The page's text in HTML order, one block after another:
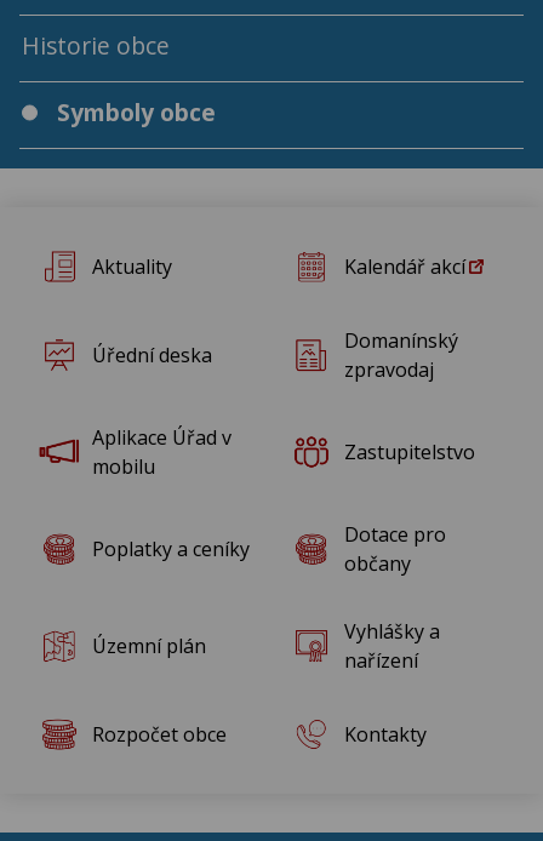
Rok 2019
Rok 2018
Rok 2017
Rok 2014
Rok 2013
Rok 2011
Rok 2010
Historie obce
Symboly obce
Aktuality Kalendář akcí
Úřední deska
Domanínský
zpravodaj
Aplikace Úřad v
mobilu
Zastupitelstvo
Poplatky a ceníky
Dotace pro
občany
Územní plán
Vyhlášky a
nařízení
Rozpočet obce Kontakty